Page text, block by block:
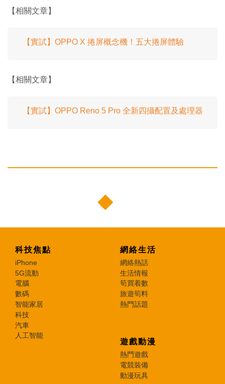
【相關文章】
【實試】OPPO X 捲屏概念機！五大捲屏體驗
【相關文章】
【實試】OPPO Reno 5 Pro 全新四攝配置及處理器
科技焦點
iPhone
5G流動
電腦
數碼
智能家居
科技
汽車
人工智能
網絡生活
網絡熱話
生活情報
筍買着數
旅遊筍料
熱門話題
遊戲動漫
熱門遊戲
電競裝備
動漫玩具